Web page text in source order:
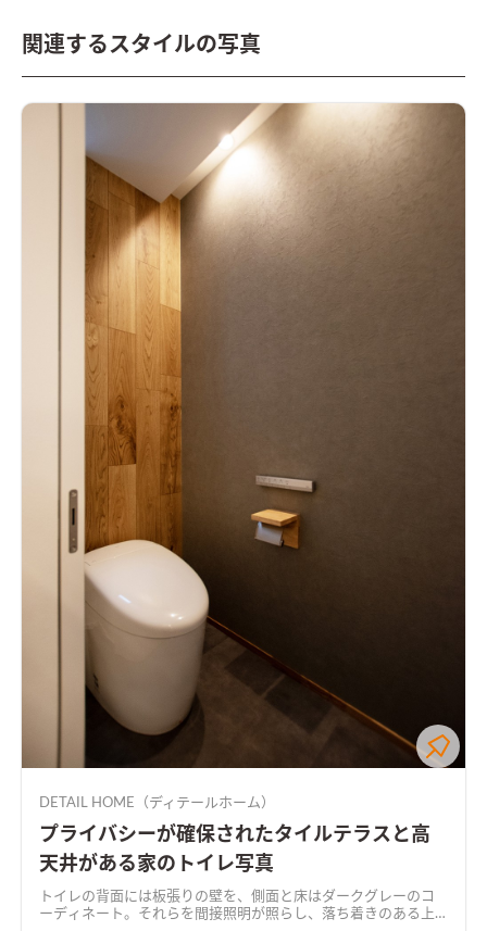
関連するスタイルの写真
DETAIL HOME（ディテールホーム）
プライバシーが確保されたタイルテラスと高
天井がある家のトイレ写真
トイレの背面には板張りの壁を、側面と床はダークグレーのコ
ーディネート。それらを間接照明が照らし、落ち着きのある上